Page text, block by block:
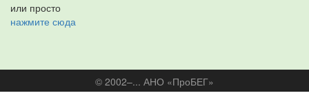
или просто
нажмите сюда
© 2002–... АНО «ПроБЕГ»